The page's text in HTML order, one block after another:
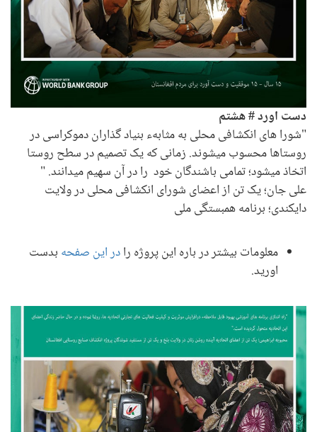
دست اورد #هشتم
"شورا های انکشافی محلی به مثابهء بنیاد گذاران دموکراسی در
روستاها محسوب میشوند. زمانی که یک تصمیم در سطح روستا
اتخاذ میشود؛ تمامی باشندگان خود را در آن سهیم میدانند. "
علی جان؛ یک تن از اعضای شورای انکشافی محلی در ولایت
دایکندی؛ برنامه همبستگی ملی
معلومات بیشتر در باره این پروژه رادر این صفحه بدست
اورید.